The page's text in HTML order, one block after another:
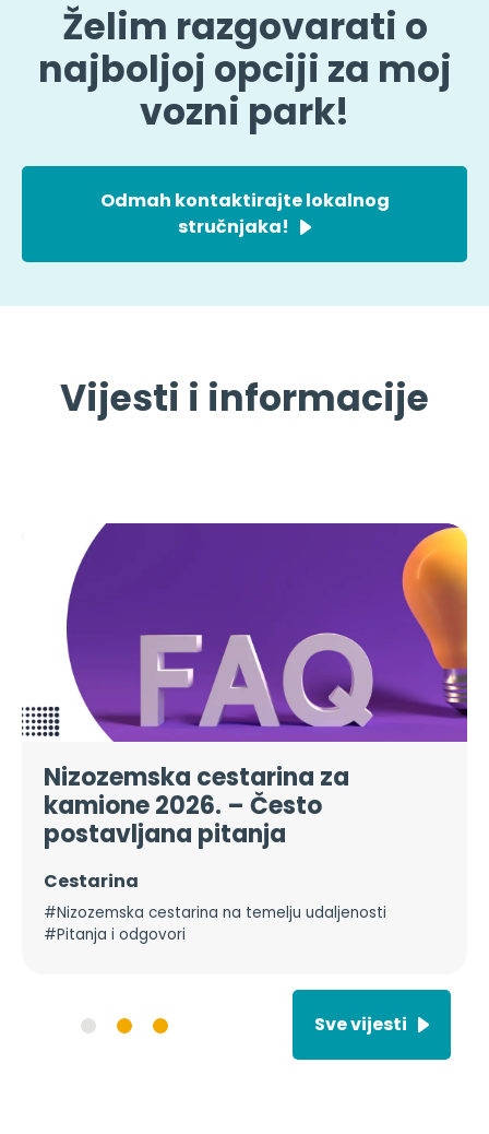
Želim razgovarati o
najboljoj opciji za moj
vozni park!
Odmah kontaktirajte lokalnog
stručnjaka!
Vijesti i informacije
Sve vijesti
Nizozemska cestarina za
kamione 2026. – Često
postavljana pitanja
Cestarina
#Nizozemska cestarina na temelju udaljenosti
#Pitanja i odgovori